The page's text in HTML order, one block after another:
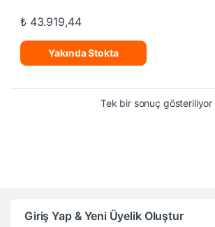
u
f
₺43.919,44
Yakında Stokta
Tek bir sonuç gösteriliyor
Giriş Yap & Yeni Üyelik Oluştur